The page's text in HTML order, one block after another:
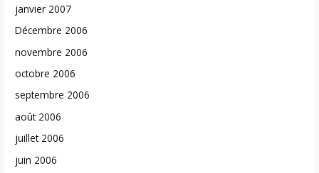
janvier 2007
Décembre 2006
novembre 2006
octobre 2006
septembre 2006
août 2006
juillet 2006
juin 2006